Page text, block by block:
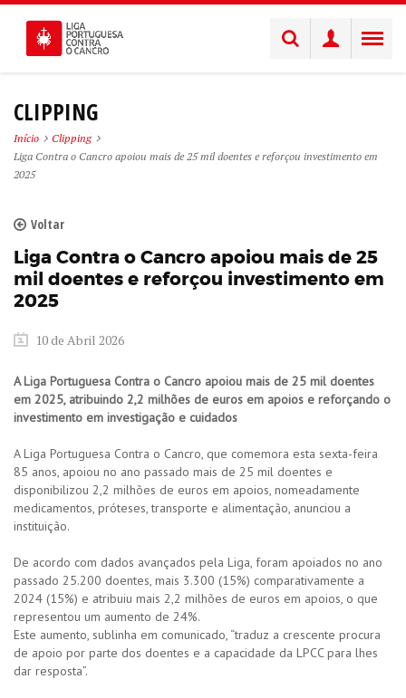
CLIPPING
Início
Clipping
Liga Contra o Cancro apoiou mais de 25 mil doentes e reforçou investimento em
2025
Voltar
Liga Contra o Cancro apoiou mais de 25
mil doentes e reforçou investimento em
2025
10 de Abril 2026
A Liga Portuguesa Contra o Cancro apoiou mais de 25 mil doentes
em 2025, atribuindo 2,2 milhões de euros em apoios e reforçando o
investimento em investigação e cuidados
A Liga Portuguesa Contra o Cancro, que comemora esta sexta-feira
85 anos, apoiou no ano passado mais de 25 mil doentes e
disponibilizou 2,2 milhões de euros em apoios, nomeadamente
medicamentos, próteses, transporte e alimentação, anunciou a
instituição.
De acordo com dados avançados pela Liga, foram apoiados no ano
passado 25.200 doentes, mais 3.300 (15%) comparativamente a
2024 (15%) e atribuiu mais 2,2 milhões de euros em apoios, o que
representou um aumento de 24%.
Este aumento, sublinha em comunicado, “traduz a crescente procura
de apoio por parte dos doentes e a capacidade da LPCC para lhes
dar resposta”.